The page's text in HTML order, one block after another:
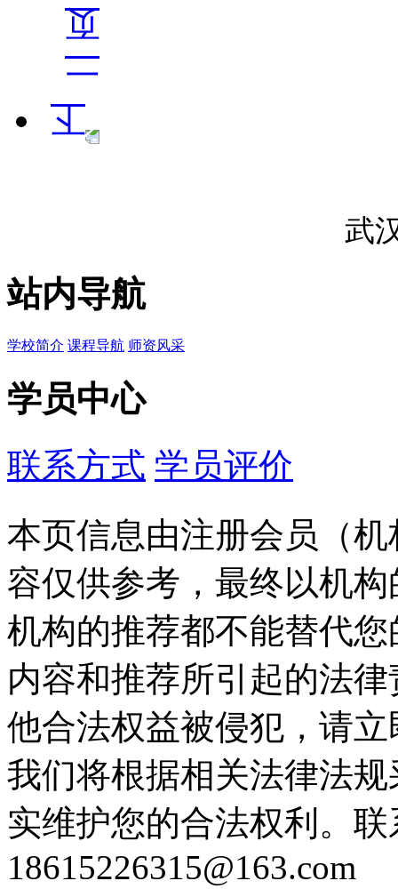
武
站内导航
学校简介 课程导航 师资风采
学员中心
联系方式 学员评价
本页信息由注册会员（
容仅供参考，最终以机
机构的推荐都不能替代
内容和推荐所引起的法
他合法权益被侵犯，请
我们将根据相关法律法
实维护您的合法权利。
18615226315@163.com